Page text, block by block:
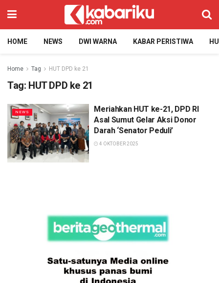
HOME NEWS DWI WARNA KABAR PERISTIWA
Home Tag HUT DPD ke 21
Tag: HUT DPD ke 21
NEWS
Meriahkan HUT ke-21, DPD RI
Asal Sumut Gelar Aksi Donor
Darah ‘Senator Peduli’
4 OKTOBER 2025